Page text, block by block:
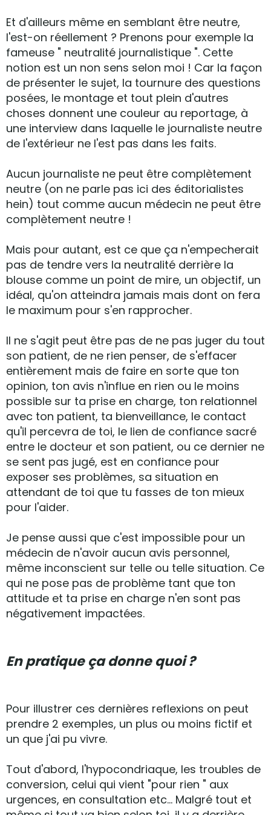
Et d'ailleurs même en semblant être neutre,
l'est-on réellement ? Prenons pour exemple la
fameuse " neutralité journalistique ". Cette
notion est un non sens selon moi ! Car la façon
de présenter le sujet, la tournure des questions
posées, le montage et tout plein d'autres
choses donnent une couleur au reportage, à
une interview dans laquelle le journaliste neutre
de l'extérieur ne l'est pas dans les faits.
Aucun journaliste ne peut être complètement
neutre (on ne parle pas ici des éditorialistes
hein) tout comme aucun médecin ne peut être
complètement neutre !
Mais pour autant, est ce que ça n'empecherait
pas de tendre vers la neutralité derrière la
blouse comme un point de mire, un objectif, un
idéal, qu'on atteindra jamais mais dont on fera
le maximum pour s'en rapprocher.
Il ne s'agit peut être pas de ne pas juger du tout
son patient, de ne rien penser, de s'effacer
entièrement mais de faire en sorte que ton
opinion, ton avis n'influe en rien ou le moins
possible sur ta prise en charge, ton relationnel
avec ton patient, ta bienveillance, le contact
qu'il percevra de toi, le lien de confiance sacré
entre le docteur et son patient, ou ce dernier ne
se sent pas jugé, est en confiance pour
exposer ses problèmes, sa situation en
attendant de toi que tu fasses de ton mieux
pour l'aider.
Je pense aussi que c'est impossible pour un
médecin de n'avoir aucun avis personnel,
même inconscient sur telle ou telle situation. Ce
qui ne pose pas de problème tant que ton
attitude et ta prise en charge n'en sont pas
négativement impactées.
En pratique ça donne quoi ?
Pour illustrer ces dernières reflexions on peut
prendre 2 exemples, un plus ou moins fictif et
un que j'ai pu vivre.
Tout d'abord, l'hypocondriaque, les troubles de
conversion, celui qui vient "pour rien " aux
urgences, en consultation etc... Malgré tout et